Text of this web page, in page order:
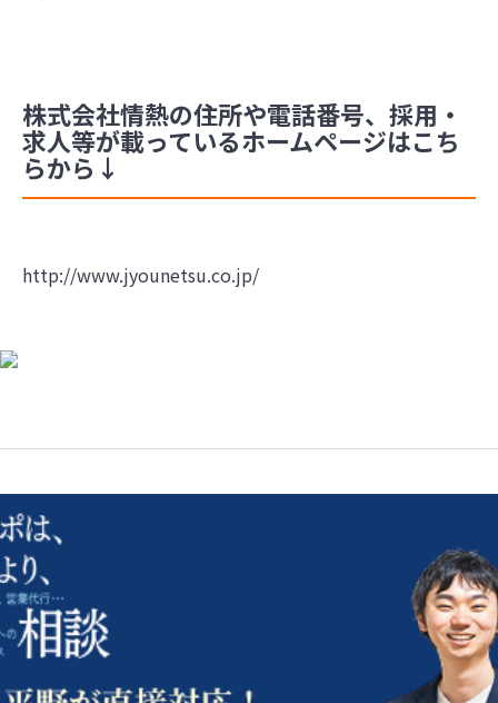
株式会社情熱の住所や電話番号、採用・
求人等が載っているホームページはこち
らから↓
http://www.jyounetsu.co.jp/